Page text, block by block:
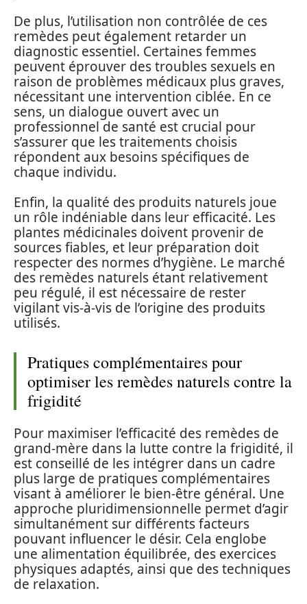
De plus, l’utilisation non contrôlée de ces
remèdes peut également retarder un
diagnostic essentiel. Certaines femmes
peuvent éprouver des troubles sexuels en
raison de problèmes médicaux plus graves,
nécessitant une intervention ciblée. En ce
sens, un dialogue ouvert avec un
professionnel de santé est crucial pour
s’assurer que les traitements choisis
répondent aux besoins spécifiques de
chaque individu.
Enfin, la qualité des produits naturels joue
un rôle indéniable dans leur efficacité. Les
plantes médicinales doivent provenir de
sources fiables, et leur préparation doit
respecter des normes d’hygiène. Le marché
des remèdes naturels étant relativement
peu régulé, il est nécessaire de rester
vigilant vis-à-vis de l’origine des produits
utilisés.
Pratiques complémentaires pour
optimiser les remèdes naturels contre la
frigidité
Pour maximiser l’efficacité des remèdes de
grand-mère dans la lutte contre la frigidité, il
est conseillé de les intégrer dans un cadre
plus large de pratiques complémentaires
visant à améliorer le bien-être général. Une
approche pluridimensionnelle permet d’agir
simultanément sur différents facteurs
pouvant influencer le désir. Cela englobe
une alimentation équilibrée, des exercices
physiques adaptés, ainsi que des techniques
de relaxation.